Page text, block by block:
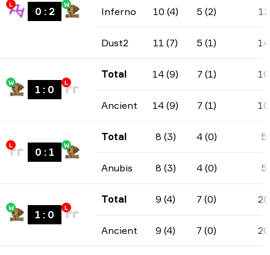
L
0 : 2
W
Inferno 10 (4) 5 (2) 12
Dust2 11 (7) 5 (1) 14
W
1 : 0
L
Total 14 (9) 7 (1) 10
Ancient 14 (9) 7 (1) 10
L
0 : 1
W
Total 8 (3) 4 (0) 5
Anubis 8 (3) 4 (0) 5
W
1 : 0
L
Total 9 (4) 7 (0) 20
Ancient 9 (4) 7 (0) 20